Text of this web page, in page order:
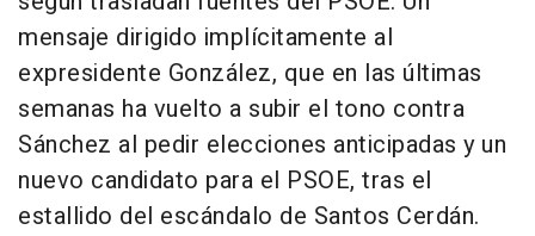
mensaje dirigido implícitamente al
expresidente González, que en las últimas
semanas ha vuelto a subir el tono contra
Sánchez al pedir elecciones anticipadas y un
nuevo candidato para el PSOE, tras el
estallido del escándalo de Santos Cerdán.